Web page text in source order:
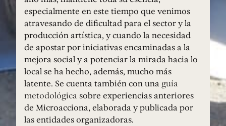
especialmente en este tiempo que venimos
atravesando de dificultad para el sector y la
producción artística, y cuando la necesidad
de apostar por iniciativas encaminadas a la
mejora social y a potenciar la mirada hacia lo
local se ha hecho, además, mucho más
latente. Se cuenta también con una guía
metodológica sobre experiencias anteriores
de Microacciona, elaborada y publicada por
las entidades organizadoras.